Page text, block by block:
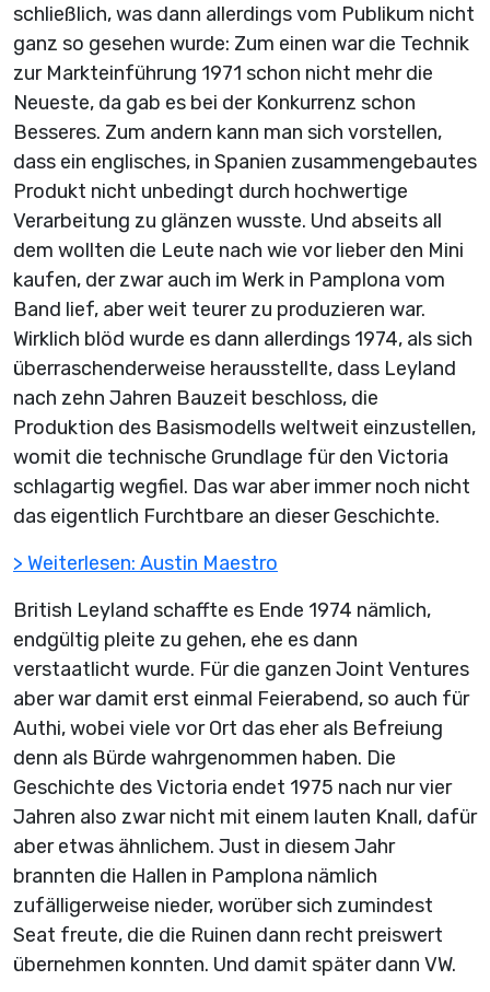
schließlich, was dann allerdings vom Publikum nicht
ganz so gesehen wurde: Zum einen war die Technik
zur Markteinführung 1971 schon nicht mehr die
Neueste, da gab es bei der Konkurrenz schon
Besseres. Zum andern kann man sich vorstellen,
dass ein englisches, in Spanien zusammengebautes
Produkt nicht unbedingt durch hochwertige
Verarbeitung zu glänzen wusste. Und abseits all
dem wollten die Leute nach wie vor lieber den Mini
kaufen, der zwar auch im Werk in Pamplona vom
Band lief, aber weit teurer zu produzieren war.
Wirklich blöd wurde es dann allerdings 1974, als sich
überraschenderweise herausstellte, dass Leyland
nach zehn Jahren Bauzeit beschloss, die
Produktion des Basismodells weltweit einzustellen,
womit die technische Grundlage für den Victoria
schlagartig wegfiel. Das war aber immer noch nicht
das eigentlich Furchtbare an dieser Geschichte.
> Weiterlesen: Austin Maestro
British Leyland schaffte es Ende 1974 nämlich,
endgültig pleite zu gehen, ehe es dann
verstaatlicht wurde. Für die ganzen Joint Ventures
aber war damit erst einmal Feierabend, so auch für
Authi, wobei viele vor Ort das eher als Befreiung
denn als Bürde wahrgenommen haben. Die
Geschichte des Victoria endet 1975 nach nur vier
Jahren also zwar nicht mit einem lauten Knall, dafür
aber etwas ähnlichem. Just in diesem Jahr
brannten die Hallen in Pamplona nämlich
zufälligerweise nieder, worüber sich zumindest
Seat freute, die die Ruinen dann recht preiswert
übernehmen konnten. Und damit später dann VW.